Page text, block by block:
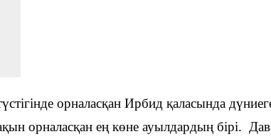
орналасқан Ирбид қаласында
орналасқан ең көне ауылдардың бірі.